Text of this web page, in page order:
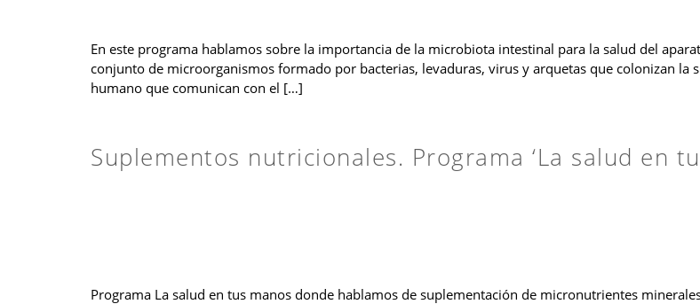
En este programa hablamos sobre la importancia de la microbiota intestinal para la salud del
conjunto de microorganismos formado por bacterias, levaduras, virus y arquetas que colonizan la
humano que comunican con el […]
Suplementos nutricionales. Programa ‘La salud en
Programa La salud en tus manos donde hablamos de suplementación de micronutrientes